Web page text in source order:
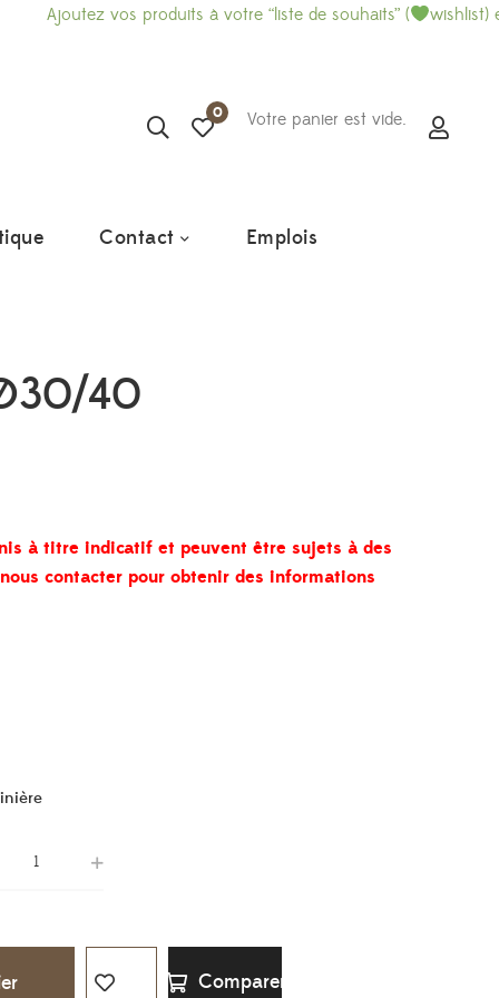
vos produits à votre “liste de souhaits” ( wishlist) et
0 Votre panier est vide.
Contact Emplois
40
à titre indicatif et peuvent être sujets à des
contacter pour obtenir des informations
Comparer